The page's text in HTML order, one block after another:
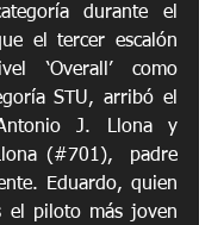
durante el
el tercer escalón
‘Overall’ como
STU, arribó el
J. Llona y
(#701),  padre
Eduardo, quien
el piloto más joven